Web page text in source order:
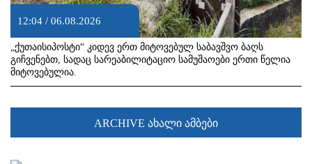
12:04 / 06.08.2026
„ქუთაისიპოსტი“ კიდევ ერთ მიტოვებულ საბავშვო ბაღს
გიჩვენებთ, სადაც სარეაბილიტაციო სამუშაოები ერთი წელია
მიტოვებულია.
ARCHIVE ახალი ამბები